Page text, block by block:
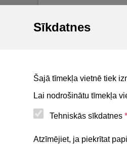
Sīkdatnes
Šajā tīmekļa vietnē tiek
Lai nodrošinātu tīmekļa
Tehniskās sīkdatnes *
Atzīmējiet, ja piekrītat
Māju lietas
For non-